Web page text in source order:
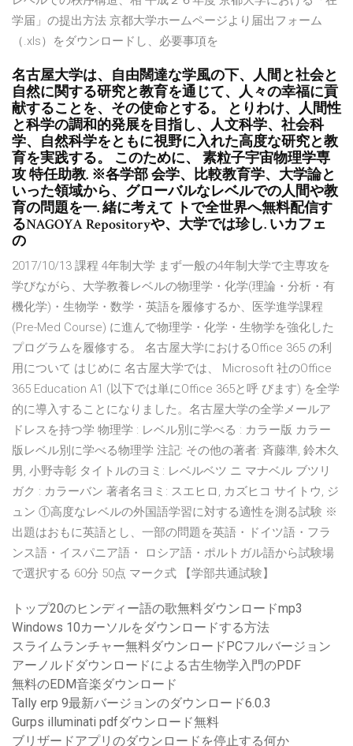
学届」の提出方法 京都大学ホームページより届出フォーム
（.xls）をダウンロードし、必要事項を
名古屋大学は、自由闊達な学風の下、人間と社会と
自然に関する研究と教育を通じて、人々の幸福に貢
献することを、その使命とする。 とりわけ、人間性
と科学の調和的発展を目指し、人文科学、社会科
学、自然科学をともに視野に入れた高度な研究と教
育を実践する。 このために、 素粒子宇宙物理学専
攻 特任助教. ※各学部 会学、比較教育学、大学論と
いった領域から、グローバルなレベルでの人間や教
育の問題を一. 緒に考えて トで全世界へ無料配信す
るNAGOYA Repositoryや、大学では珍し. いカフェ
の
2017/10/13 課程 4年制大学 まず一般の4年制大学で主専攻を
学びながら、大学教養レベルの物理学・化学(理論・分析・有
機化学)・生物学・数学・英語を履修するか、医学進学課程
(Pre-Med Course) に進んで物理学・化学・生物学を強化した
プログラムを履修する。 名古屋大学におけるOffice 365 の利
用について はじめに 名古屋大学では、 Microsoft 社のOffice
365 Education A1 (以下では単にOffice 365と呼 びます) を全学
的に導入することになりました。名古屋大学の全学メールア
ドレスを持つ学 物理学 : レベル別に学べる : カラー版 カラー
版レベル別に学べる物理学 注記: その他の著者: 斉藤準, 鈴木久
男, 小野寺彰 タイトルのヨミ: レベルベツ ニ マナベル ブツリ
ガク : カラーバン 著者名ヨミ: スエヒロ, カズヒコ サイトウ, ジ
ュン ①高度なレベルの外国語学習に対する適性を測る試験 ※
出題はおもに英語とし、一部の問題を英語・ドイツ語・フラ
ンス語・イスパニア語・ ロシア語・ポルトガル語から試験場
で選択する 60分 50点 マーク式 【学部共通試験】
トップ20のヒンディー語の歌無料ダウンロードmp3
Windows 10カーソルをダウンロードする方法
スライムランチャー無料ダウンロードPCフルバージョン
アーノルドダウンロードによる古生物学入門のPDF
無料のEDM音楽ダウンロード
Tally erp 9最新バージョンのダウンロード6.0.3
Gurps illuminati pdfダウンロード無料
ブリザードアプリのダウンロードを停止する何か